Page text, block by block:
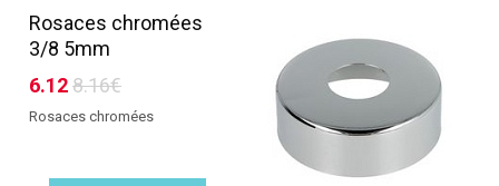
Rosaces chromées
3/8 5mm
6.128.16€
Rosaces chromées